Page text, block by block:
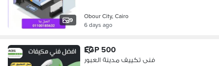
9
Obour City, Cairo
6 days ago
EGP 500
فنى تكييف مدينة العبور